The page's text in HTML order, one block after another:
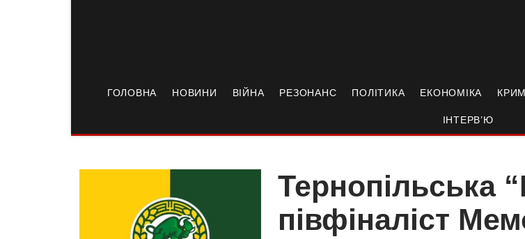
ГОЛОВНА НОВИНИ ВІЙНА РЕЗОНАНС ПОЛІТИКА ЕКОНОМІКА
ІНТЕРВ’Ю
Тернопільська
півфіналіст